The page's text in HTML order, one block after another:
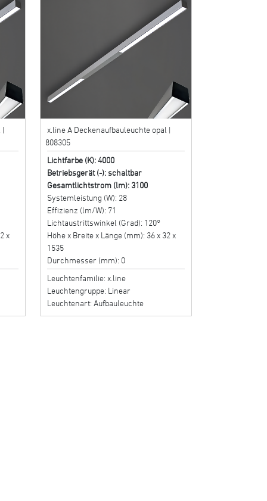
|
x
x.line A Deckenaufbauleuchte opal |
808305
Lichtfarbe (K): 4000
Betriebsgerät (-): schaltbar
Gesamtlichtstrom (lm): 3100
Systemleistung (W): 28
Effizienz (lm/W): 71
Lichtaustrittswinkel (Grad): 120°
Höhe x Breite x Länge (mm): 36 x 32 x
1535
Durchmesser (mm): 0
Leuchtenfamilie: x.line
Leuchtengruppe: Linear
Leuchtenart: Aufbauleuchte